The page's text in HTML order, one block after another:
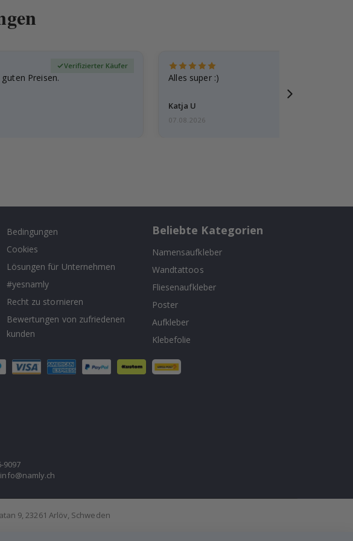
Preisen.
Verifizierter Käufer
Alles super :)
Katja U
07.08.2026
Bedingungen
Cookies
Lösungen für Unternehmen
#yesnamly
Recht zu stornieren
Bewertungen von zufriedenen
kunden
Beliebte Kategorien
Namensaufkleber
Wandtattoos
Fliesenaufkleber
Poster
Aufkleber
Klebefolie
9097
info@namly.ch
9, 23261 Arlöv, Schweden